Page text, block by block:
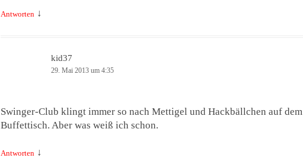
Antworten ↓
kid37
29. Mai 2013 um 4:35
Swinger-Club klingt immer so nach Mettigel und Hackbällchen auf dem
Buffettisch. Aber was weiß ich schon.
Antworten ↓